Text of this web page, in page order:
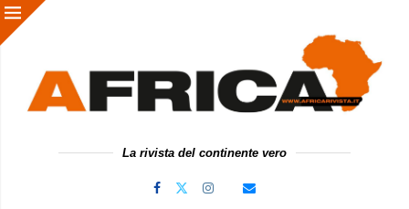
La rivista del continente vero